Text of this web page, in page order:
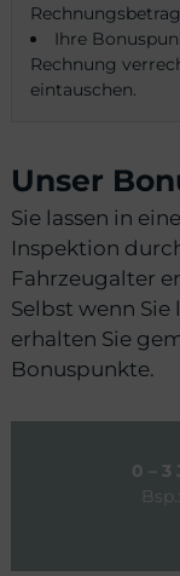
Ihre
Rechnung
eintauschen.
Unser
Sie lassen in
Inspektion
Fahrzeugalter
Selbst wenn
erhalten Sie
Bonuspunkte.
0 –